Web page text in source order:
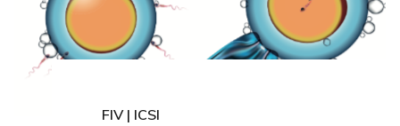
FIV | ICSI